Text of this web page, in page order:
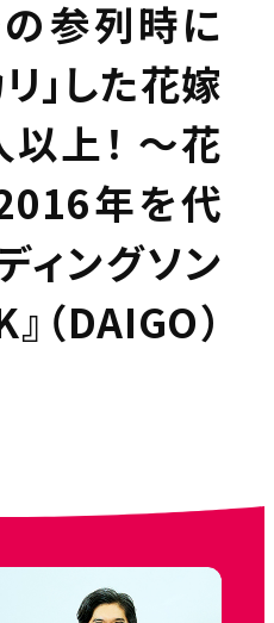
参列時に
」した花嫁
上！ ～花
年を代
ィングソン
（DAIGO）